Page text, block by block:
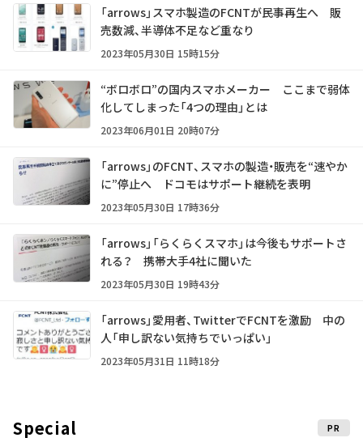
「arrows」スマホ製造のFCNTが民事再生へ 販
売数減、半導体不足など重なり
2023年05月30日 15時15分
“ボロボロ”の国内スマホメーカー ここまで弱体
化してしまった「4つの理由」とは
2023年06月01日 20時07分
「arrows」のFCNT、スマホの製造・販売を“速やか
に”停止へ ドコモはサポート継続を表明
2023年05月30日 17時36分
「arrows」「らくらくスマホ」は今後もサポートさ
れる？ 携帯大手4社に聞いた
2023年05月30日 19時43分
「arrows」愛用者、TwitterでFCNTを激励 中の
人「申し訳ない気持ちでいっぱい」
2023年05月31日 11時18分
Special PR